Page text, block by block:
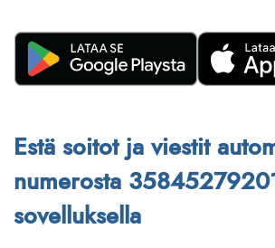
Estä soitot ja viestit
numerosta
sovelluksella